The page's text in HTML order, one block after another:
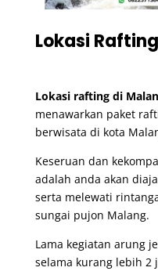
Lokasi
Lokasi rafting di
menawarkan paket
berwisata di kota
Keseruan dan
adalah anda akan
serta melewati
sungai pujon Malang.
Lama kegiatan arung
selama kurang lebih 2